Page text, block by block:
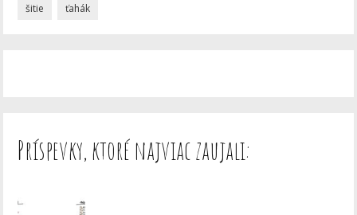
šitie ťahák
Príspevky, ktoré najviac zaujali: